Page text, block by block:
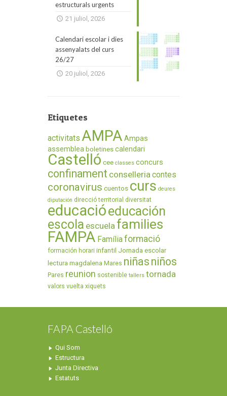
estructurals urgents
21 juliol, 2026
Calendari escolar i dies
assenyalats del curs
26/27
20 juliol, 2026
Etiquetes
activitats AMPA Ampas
assemblea boletines calendari
Castelló cee classes concurs
confinament conselleriacontes
coronavirus cuentos curs deures
diputación direcció territorial diversitat
educacióeducación
escola escuela families
FAMPA Famíliaformació
formación horari infantil Jornada escolar
lectura magdalena Mares niñas niños
Pares reunion sostenible tallers tornada
valors vuelta xiquets
FAPA Castelló
Qui Som
Estructura
Junta Directiva
Estatuts